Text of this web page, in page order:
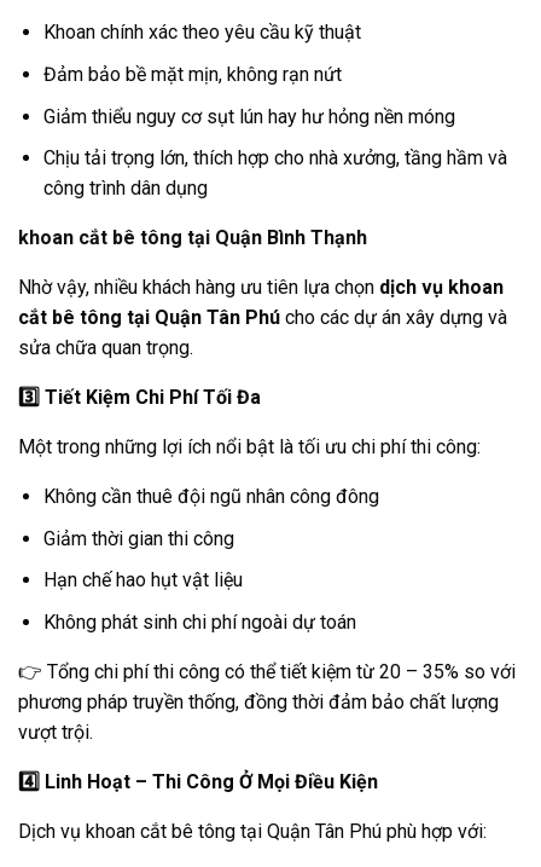
Khoan chính xác theo yêu cầu kỹ thuật
Đảm bảo bề mặt mịn, không rạn nứt
Giảm thiểu nguy cơ sụt lún hay hư hỏng nền móng
Chịu tải trọng lớn, thích hợp cho nhà xưởng, tầng hầm và
công trình dân dụng
khoan cắt bê tông tại Quận Bình Thạnh
Nhờ vậy, nhiều khách hàng ưu tiên lựa chọn dịch vụ khoan
cắt bê tông tại Quận Tân Phú cho các dự án xây dựng và
sửa chữa quan trọng.
3️ Tiết Kiệm Chi Phí Tối Đa
Một trong những lợi ích nổi bật là tối ưu chi phí thi công:
Không cần thuê đội ngũ nhân công đông
Giảm thời gian thi công
Hạn chế hao hụt vật liệu
Không phát sinh chi phí ngoài dự toán
👉 Tổng chi phí thi công có thể tiết kiệm từ 20 – 35% so với
phương pháp truyền thống, đồng thời đảm bảo chất lượng
vượt trội.
4️ Linh Hoạt – Thi Công Ở Mọi Điều Kiện
Dịch vụ khoan cắt bê tông tại Quận Tân Phú phù hợp với: